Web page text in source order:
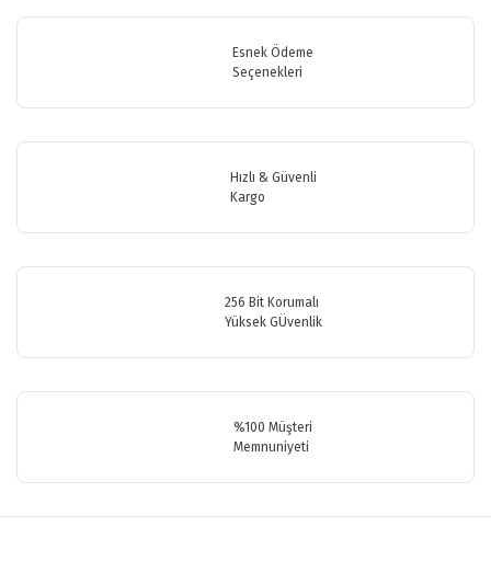
Bu ürüne ilk yorumu siz yapın!
Görüş ve önerileriniz için teşekkür ederiz.
Ürün resmi kalitesiz, bozuk veya görüntülenemiyor.
Ürün fiyatı diğer sitelerden daha pahalı.
Esnek Ödeme
Seçenekleri
Hızlı & Güvenli
Kargo
256 Bit Korumalı
Yüksek GÜvenlik
%100 Müşteri
Memnuniyeti